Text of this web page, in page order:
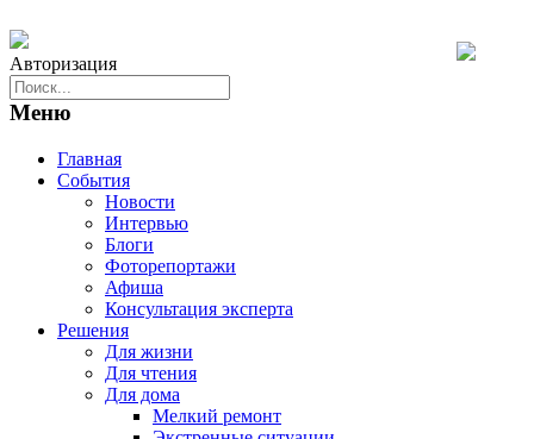
Авторизация
Меню
Главная
События
Новости
Интервью
Блоги
Фоторепортажи
Афиша
Консультация эксперта
Решения
Для жизни
Для чтения
Для дома
Мелкий ремонт